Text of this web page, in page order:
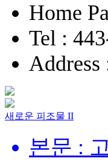
Home
Tel :
새로운 피조물 II
본문 :